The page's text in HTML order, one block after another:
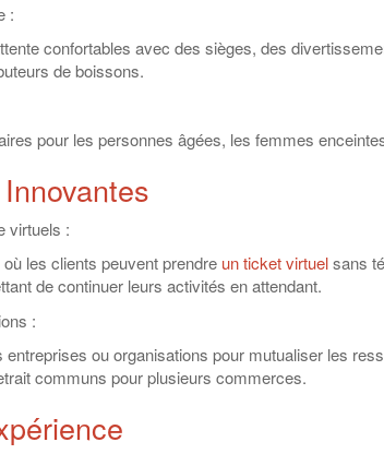
:
confortables avec des sièges, des
de boissons.
pour les personnes âgées, les femmes
virtuels :
les clients peuvent prendre un ticket virtuelsans
de continuer leurs activités en attendant.
:
ou organisations pour mutualiser les
communs pour plusieurs commerces.